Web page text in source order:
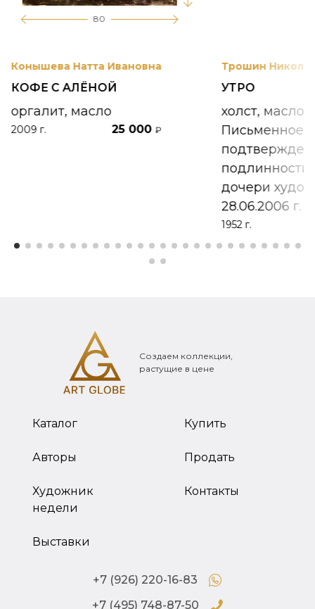
80
Конышева Натта Ивановна
КОФЕ С АЛЁНОЙ
оргалит, масло
2009 г. 25 000 ₽
Трошин
УТРО
холст, масло
Письменное
подлинности
дочери
28.06.2006 г.
1952 г.
Создаем коллекции,
растущие в цене
Каталог
Авторы
Художник
недели
Выставки
Купить
Продать
Контакты
+7 (926) 220-16-83
+7 (495) 748-87-50